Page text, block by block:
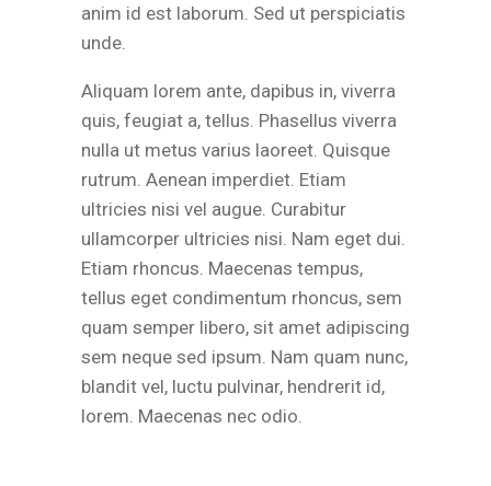
anim id est laborum. Sed ut perspiciatis
unde.
Aliquam lorem ante, dapibus in, viverra
quis, feugiat a, tellus. Phasellus viverra
nulla ut metus varius laoreet. Quisque
rutrum. Aenean imperdiet. Etiam
ultricies nisi vel augue. Curabitur
ullamcorper ultricies nisi. Nam eget dui.
Etiam rhoncus. Maecenas tempus,
tellus eget condimentum rhoncus, sem
quam semper libero, sit amet adipiscing
sem neque sed ipsum. Nam quam nunc,
blandit vel, luctu pulvinar, hendrerit id,
lorem. Maecenas nec odio.